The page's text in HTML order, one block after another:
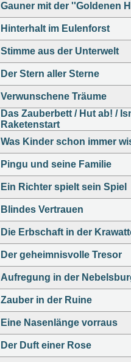
Gauner mit der ''Goldenen
Hinterhalt im Eulenforst
Stimme aus der Unterwelt
Der Stern aller Sterne
Verwunschene Träume
Das Zauberbett / Hut ab! /
Raketenstart
Was Kinder schon immer
Pingu und seine Familie
Ein Richter spielt sein Spiel
Blindes Vertrauen
Die Erbschaft in der
Der geheimnisvolle Tresor
Aufregung in der
Zauber in der Ruine
Eine Nasenlänge vorraus
Der Duft einer Rose